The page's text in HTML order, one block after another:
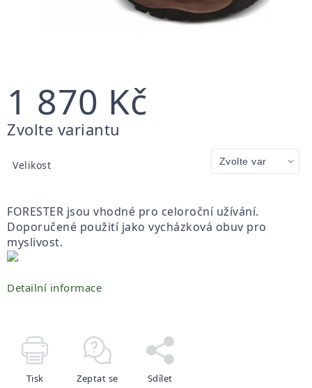
1 870 Kč
Měrná
Zvolte variantu
Velikost
FORESTER jsou vhodné pro celoroční užívání.
Doporučené použití jako vycházková obuv pro
myslivost.
Detailní informace
Tisk Zeptat se Sdílet